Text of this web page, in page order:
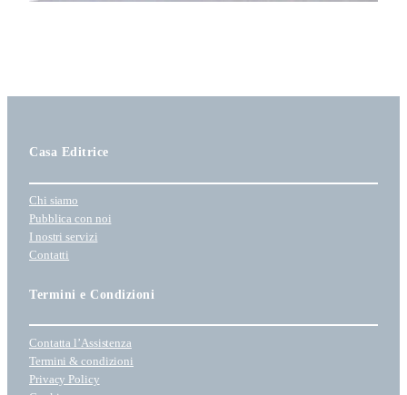
Casa Editrice
Chi siamo
Pubblica con noi
I nostri servizi
Contatti
Termini e Condizioni
Contatta l’Assistenza
Termini & condizioni
Privacy Policy